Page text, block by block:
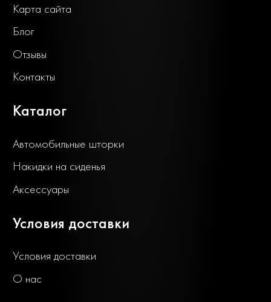
Карта сайта
Блог
Отзывы
Контакты
Каталог
Автомобильные шторки
Накидки на сиденья
Аксессуары
Условия доставки
Условия доставки
О нас